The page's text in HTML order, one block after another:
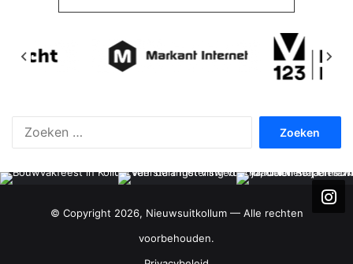
© Copyright 2026, Nieuwsuitkollum — Alle rechten
voorbehouden.